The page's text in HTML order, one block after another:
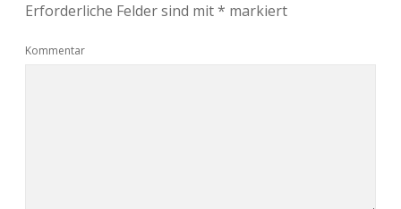
Erforderliche Felder sind mit* markiert
Kommentar